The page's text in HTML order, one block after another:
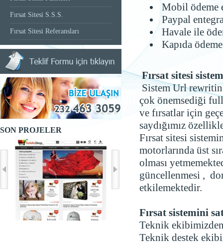
Fırsat Sitesi S.S.S.
Fırsat Sitesi Referansları
SON PROJELER
Mobil ödeme
Paypal
Havale ile
Kapıda
Fırsat sitesi
Sistem Url
çok önemsediği full
ve fırsatlar için
saydığımız
Fırsat sitesi
motorlarında üst
olması
güncellenmesi ,
etkilemektedir.
Fırsat sistemini
Teknik
Teknik destek